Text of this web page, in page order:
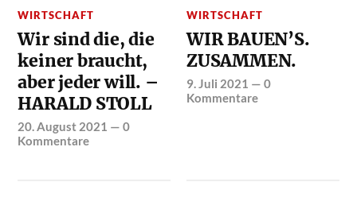
WIRTSCHAFT
Wir sind die, die
keiner braucht,
aber jeder will. –
HARALD STOLL
20. August 2021 —0
Kommentare
WIRTSCHAFT
WIR BAUEN’S.
ZUSAMMEN.
9. Juli 2021 —0
Kommentare